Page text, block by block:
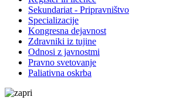
Sekundariat - Pripravništvo
Specializacije
Kongresna dejavnost
Zdravniki iz tujine
Odnosi z javnostmi
Pravno svetovanje
Paliativna oskrba